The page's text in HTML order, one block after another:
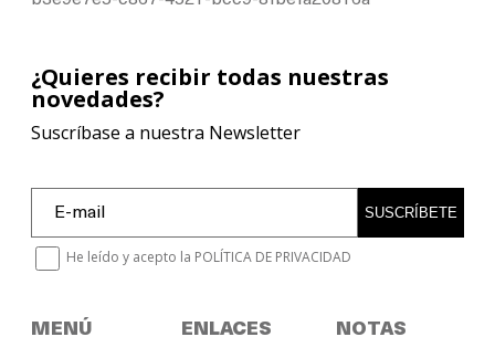
MENÚ ENLACES NOTAS
¿Quieres recibir todas nuestras
novedades?
Suscríbase a nuestra Newsletter
SUSCRÍBETE
He leído y acepto la POLÍTICA DE PRIVACIDAD